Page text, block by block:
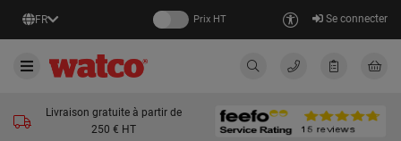
FR Prix HT Se connecter
Livraison gratuite à partir de
250 € HT